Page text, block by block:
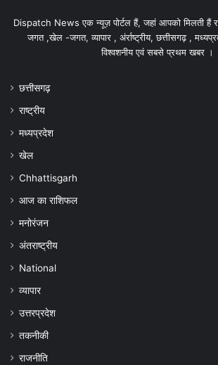
Dispatch News एक न्यूज़ पोर्टल हैं, जहां आपको मिलती हैं
जगत ,खेल -जगत, व्यापार , अंर्राष्ट्रीय, छत्तीसगढ़ ,
विश्वशनीय एवं सबसे प्रथम खबर ।
छत्तीसगढ़
राष्ट्रीय
मध्यप्रदेश
खेल
Chhattisgarh
आज का राशिफल
मनोरंजन
अंतराष्ट्रीय
National
व्यापार
उत्तरप्रदेश
तकनीकी
राजनीति